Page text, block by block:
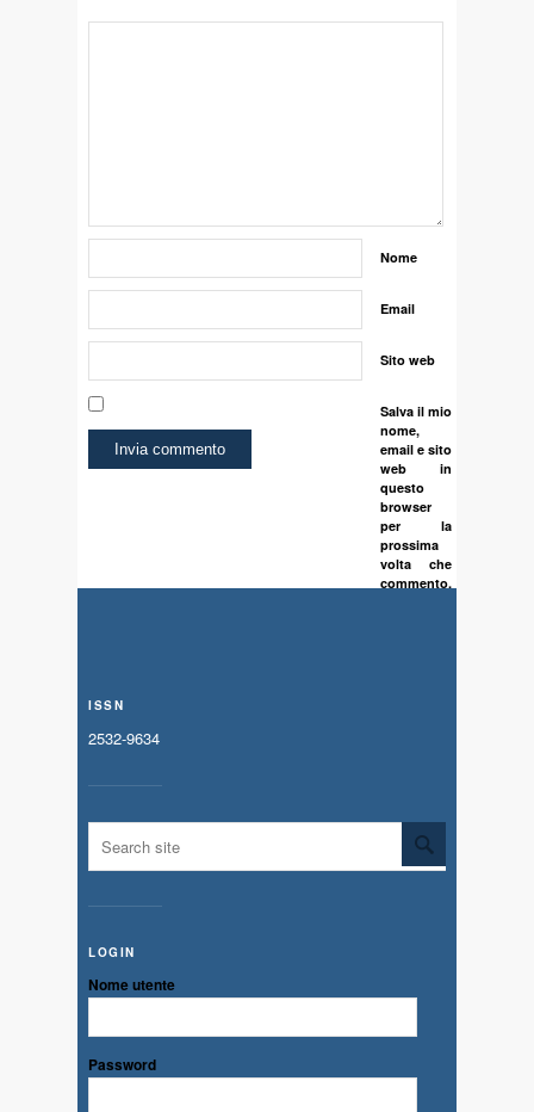
Nome
Email
Sito web
Salva il mio
nome,
email e sito
web in
questo
browser
per la
prossima
volta che
commento.
ISSN
2532-9634
LOGIN
Nome utente
Password